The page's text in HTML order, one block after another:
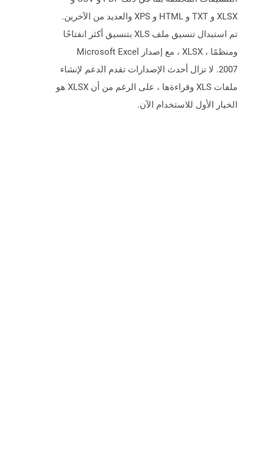
XLSX و TXT و HTML و XPS والعديد من الآخرين.
تم استبدال تنسيق ملف XLS بتنسيق أكثر انفتاحًا
ومنظمًا ، XLSX ، مع إصدار Microsoft Excel
2007. لا تزال أحدث الإصدارات تقدم الدعم لإنشاء
ملفات XLS وقراءةها ، على الرغم من أن XLSX هو
الخيار الأول للاستخدام الآن.